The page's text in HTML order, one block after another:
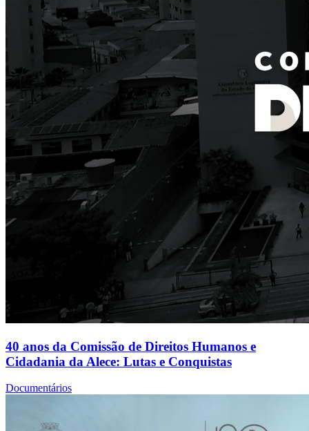
40 anos da Comissão de Direitos Humanos e
Cidadania da Alece: Lutas e Conquistas
Documentários